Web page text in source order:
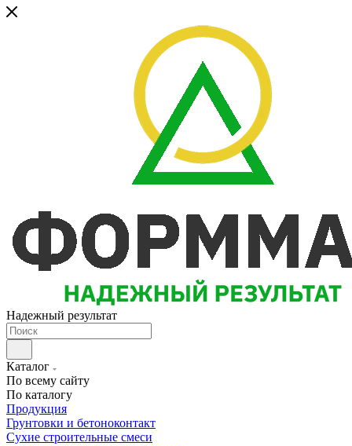
Надежный результат
Каталог
По всему сайту
По каталогу
Продукция
Грунтовки и бетоноконтакт
Сухие строительные смеси